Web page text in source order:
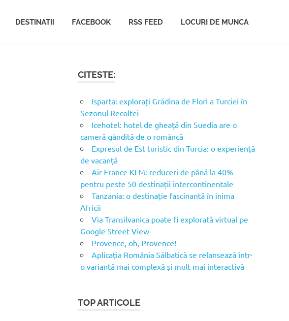
DESTINATII FACEBOOK RSS FEED LOCURI DE MUNCA
CITESTE:
Isparta: explorați Grădina de Flori a Turciei în
Sezonul Recoltei
Icehotel: hotel de gheață din Suedia are o
cameră gândită de o româncă
Expresul de Est turistic din Turcia: o experiență
de vacanță
Air France KLM: reduceri de până la 40%
pentru peste 50 destinații intercontinentale
Tanzania: o destinație fascinantă în inima
Africii
Via Transilvanica poate fi explorată virtual pe
Google Street View
Provence, oh, Provence!
Aplicația România Sălbatică se relansează într-
o variantă mai complexă și mult mai interactivă
TOP ARTICOLE